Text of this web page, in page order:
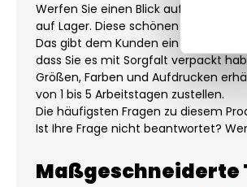
Werfen Sie einen Blick auf unsere
auf Lager. Diese schönen Etiketten
Das gibt dem Kunden ein luxuriöses
dass Sie es mit Sorgfalt verpackt
Größen, Farben und Aufdrucken
von 1 bis 5 Arbeitstagen zustellen.
Die häufigsten Fragen zu diesem
Ist Ihre Frage nicht beantwortet?